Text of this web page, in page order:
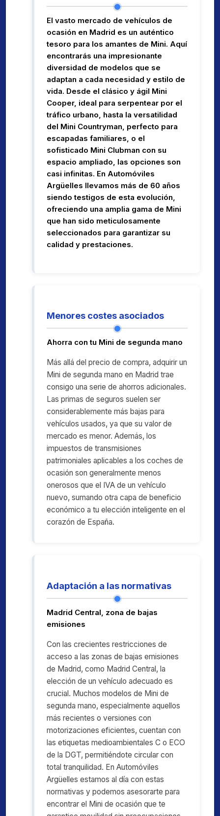
El vasto mercado de vehículos de
ocasión en Madrid es un auténtico
tesoro para los amantes de Mini. Aquí
encontrarás una impresionante
diversidad de modelos que se
adaptan a cada necesidad y estilo de
vida. Desde el clásico y ágil Mini
Cooper, ideal para serpentear por el
tráfico urbano, hasta la versatilidad
del Mini Countryman, perfecto para
escapadas familiares, o el
sofisticado Mini Clubman con su
espacio ampliado, las opciones son
casi infinitas. En Automóviles
Argüelles llevamos más de 60 años
siendo testigos de esta evolución,
ofreciendo una amplia gama de Mini
que han sido meticulosamente
seleccionados para garantizar su
calidad y prestaciones.
Menores costes asociados
Ahorra con tu Mini de segunda mano
Más allá del precio de compra, adquirir un
Mini de segunda mano en Madrid trae
consigo una serie de ahorros adicionales.
Las primas de seguros suelen ser
considerablemente más bajas para
vehículos usados, ya que su valor de
mercado es menor. Además, los
impuestos de transmisiones
patrimoniales aplicables a los coches de
ocasión son generalmente menos
onerosos que el IVA de un vehículo
nuevo, sumando otra capa de beneficio
económico a tu elección inteligente en el
corazón de España.
Adaptación a las normativas
Madrid Central, zona de bajas
emisiones
Con las crecientes restricciones de
acceso a las zonas de bajas emisiones
de Madrid, como Madrid Central, la
elección de un vehículo adecuado es
crucial. Muchos modelos de Mini de
segunda mano, especialmente aquellos
más recientes o versiones con
motorizaciones eficientes, cuentan con
las etiquetas medioambientales C o ECO
de la DGT, permitiéndote circular con
total tranquilidad. En Automóviles
Argüelles estamos al día con estas
normativas y podemos asesorarte para
encontrar el Mini de ocasión que te